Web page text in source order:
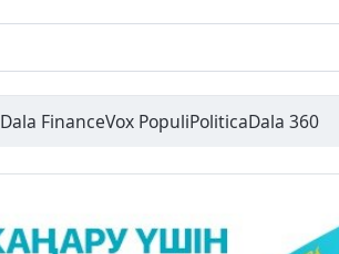
Dala 360
Politica
Vox Populi
Dala Finance